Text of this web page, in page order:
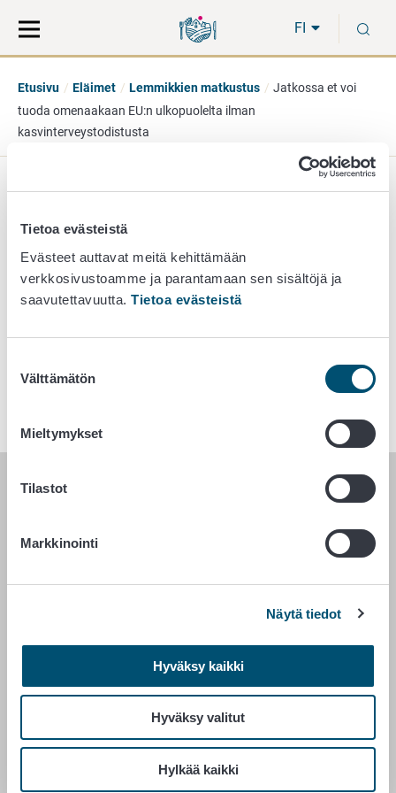
Tietoa evästeistä
Evästeet auttavat meitä kehittämään
verkkosivustoamme ja parantamaan sen sisältöjä ja
saavutettavuutta. Tietoa evästeistä
valinta
Välttämätön
Mieltymykset
Tilastot
Markkinointi
Näytä tiedot
Hyväksy kaikki
Hyväksy valitut
Hylkää kaikki
suoraan
sisältöön
koko
sivuston
FI
Etusivu Eläimet Lemmikkien matkustus
Jatkossa et voi
tuoda omenaakaan EU:n ulkopuolelta ilman
kasvinterveystodistusta
Jatkossa et voi tuoda
omenaakaan EU:n
ulkopuolelta ilman
kasvinterveystodistusta
PL 100
Tietosuojailmoitus
Saavutettavuusseloste
Tietoa sivustosta